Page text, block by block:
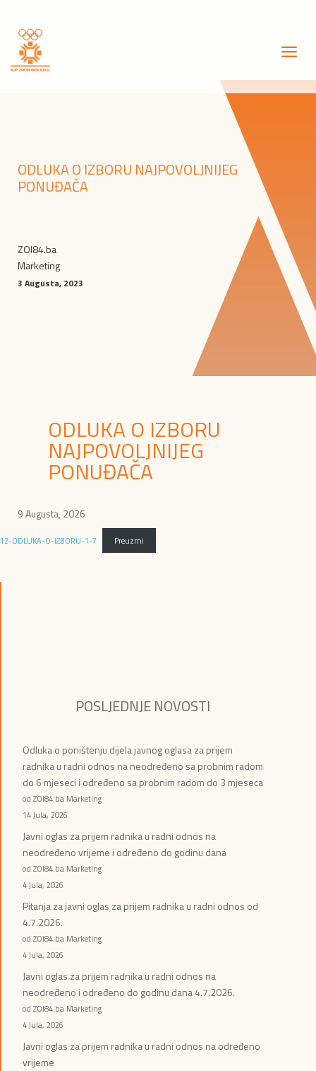
ODLUKA O IZBORU NAJPOVOLJNIJEG
PONUĐAČA
ZOI84.ba
Marketing
3 Augusta, 2023
ODLUKA O IZBORU
NAJPOVOLJNIJEG
PONUĐAČA
9 Augusta, 2026
12-ODLUKA-O-IZBORU-1-7 Preuzmi
POSLJEDNJE NOVOSTI
Odluka o poništenju dijela javnog oglasa za prijem
radnika u radni odnos na neodređeno sa probnim radom
do 6 mjeseci i određeno sa probnim radom do 3 mjeseca
od ZOI84.ba Marketing
14 Jula, 2026
Javni oglas za prijem radnika u radni odnos na
neodređeno vrijeme i određeno do godinu dana
od ZOI84.ba Marketing
4 Jula, 2026
Pitanja za javni oglas za prijem radnika u radni odnos od
4.7.2026.
od ZOI84.ba Marketing
4 Jula, 2026
Javni oglas za prijem radnika u radni odnos na
neodređeno i određeno do godinu dana 4.7.2026.
od ZOI84.ba Marketing
4 Jula, 2026
Javni oglas za prijem radnika u radni odnos na određeno
vrijeme